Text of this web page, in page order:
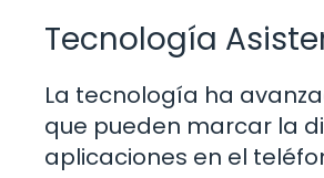
Tecnología
La tecnología ha
que pueden marcar la
aplicaciones en el